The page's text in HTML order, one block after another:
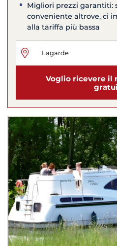
Migliori prezzi garantiti:
conveniente altrove, ci
alla tariffa più bassa
Voglio ricevere il